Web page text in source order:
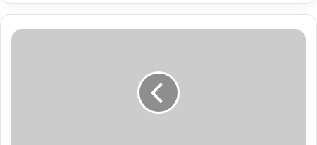
Başkan